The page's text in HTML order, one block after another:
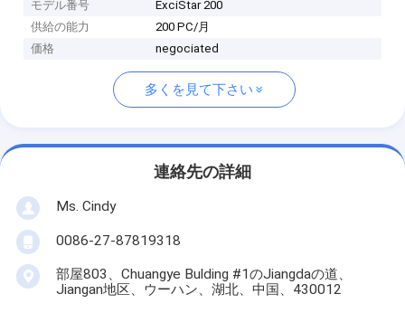
モデル番号
ExciStar 200
供給の能力
200 PC/月
価格
negociated
多くを見て下さい
連絡先の詳細
Ms. Cindy
0086-27-87819318
部屋803、Chuangye Bulding #1のJiangdaの道、
Jiangan地区、ウーハン、湖北、中国、430012